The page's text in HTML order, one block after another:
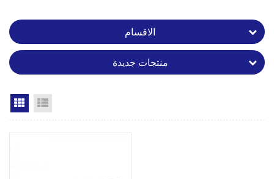
الاقسام
منتجات جديدة
Grid View